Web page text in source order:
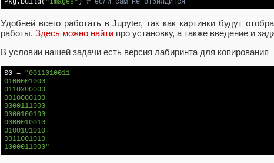
Удобней всего работать в Jupyter, так как картинки будут
работы. Здесь можно найти про установку, а также введение и
В условии нашей задачи есть версия лабиринта для копирования
S0 = "0011010011
0100001000
0110x00000
0010000100
0000111000
0000100100
0000010010
0100101010
0011001010
1000011000"